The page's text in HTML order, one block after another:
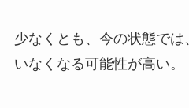
少なくとも、今の状態では
いなくなる可能性が高い。